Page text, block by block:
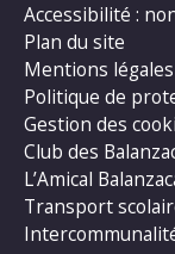
Accessibilité :
Plan du site
Mentions légales
Politique de
Gestion des
Club des
L’Amical
Transport